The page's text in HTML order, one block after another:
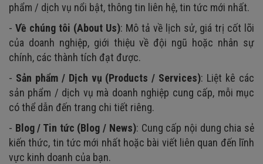
phẩm / dịch vụ nổi bật, thông tin liên hệ, tin tức mới nhất.
- Về chúng tôi (About Us): Mô tả về lịch sử, giá trị cốt lõi
của doanh nghiệp, giới thiệu về đội ngũ hoặc nhân sự
chính, các thành tích đạt được.
- Sản phẩm / Dịch vụ (Products / Services): Liệt kê các
sản phẩm / dịch vụ mà doanh nghiệp cung cấp, mỗi mục
có thể dẫn đến trang chi tiết riêng.
- Blog / Tin tức (Blog / News): Cung cấp nội dung chia sẻ
kiến thức, tin tức mới nhất hoặc bài viết liên quan đến lĩnh
vực kinh doanh của bạn.